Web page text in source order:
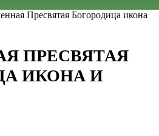
Пресвятая Богородица икона
ПРЕСВЯТАЯ
ИКОНА И